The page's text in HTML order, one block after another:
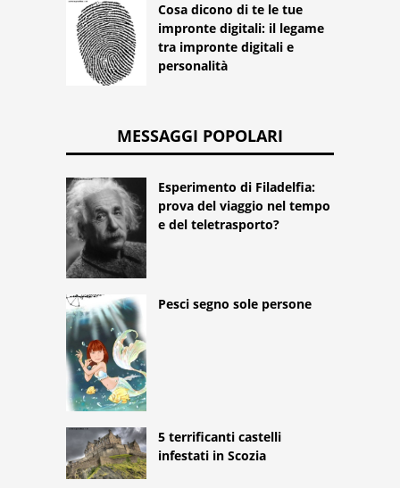
Cosa dicono di te le tue
impronte digitali: il legame
tra impronte digitali e
personalità
MESSAGGI POPOLARI
Esperimento di Filadelfia:
prova del viaggio nel tempo
e del teletrasporto?
Pesci segno sole persone
5 terrificanti castelli
infestati in Scozia